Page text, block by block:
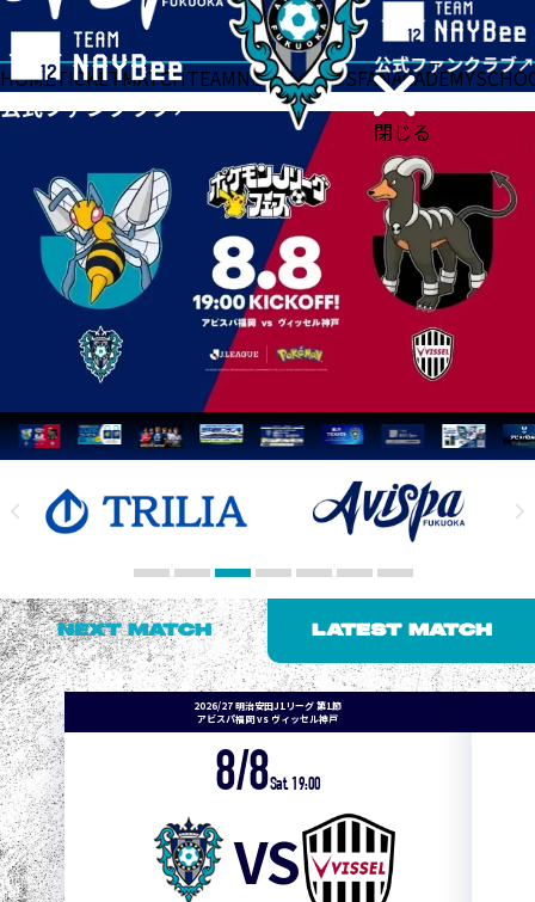
閉じる
HOMETICKETMATCHTEAMNEWSGOODSFANACADEMY
NEXT MATCH LATEST MATCH
2026/27 明治安田J1リーグ 第1節
アビスパ福岡 vs ヴィッセル神戸
8/8Sat. 19:00
VS